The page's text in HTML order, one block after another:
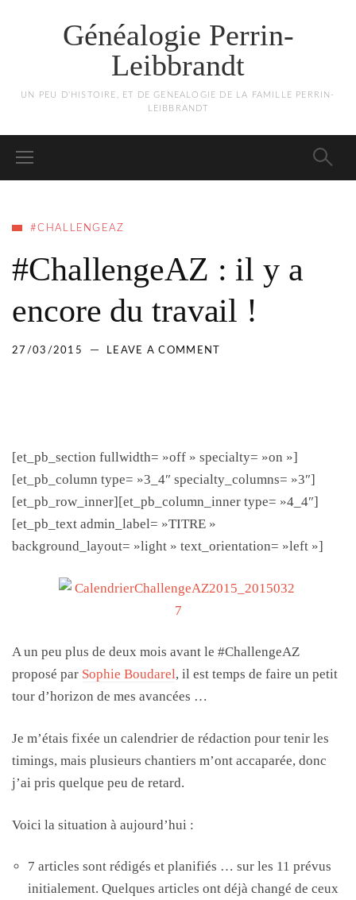
Généalogie Perrin-
Leibbrandt
UN PEU D'HISTOIRE, ET DE GENEALOGIE DE LA FAMILLE PERRIN-
LEIBBRANDT
#CHALLENGEAZ
#ChallengeAZ : il y a
encore du travail !
27/03/2015 LEAVE A COMMENT
[et_pb_section fullwidth= »off » specialty= »on »]
[et_pb_column type= »3_4″ specialty_columns= »3″]
[et_pb_row_inner][et_pb_column_inner type= »4_4″]
[et_pb_text admin_label= »TITRE »
background_layout= »light » text_orientation= »left »]
A un peu plus de deux mois avant le #ChallengeAZ
proposé par Sophie Boudarel, il est temps de faire un petit
tour d’horizon de mes avancées …
Je m’étais fixée un calendrier de rédaction pour tenir les
timings, mais plusieurs chantiers m’ont accaparée, donc
j’ai pris quelque peu de retard.
Voici la situation à aujourd’hui :
7 articles sont rédigés et planifiés … sur les 11 prévus
initialement. Quelques articles ont déjà changé de ceux